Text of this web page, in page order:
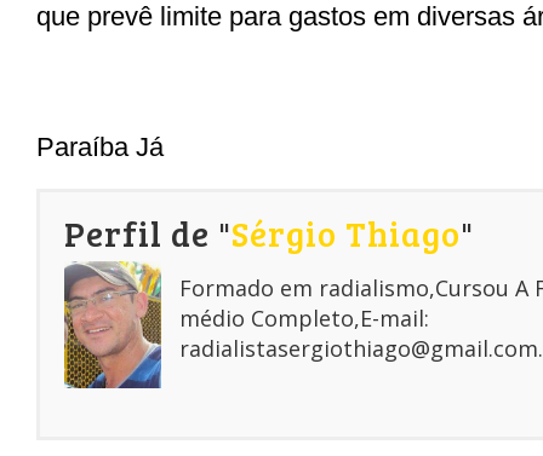
que prevê limite para gastos em diversas
Paraíba Já
Perfil de "Sérgio Thiago"
Formado em radialismo,Cursou A
médio Completo,E-mail:
radialistasergiothiago@gmail.com.